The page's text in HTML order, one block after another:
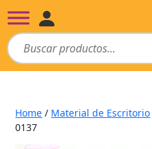
Home / Material de Escritorio
0137